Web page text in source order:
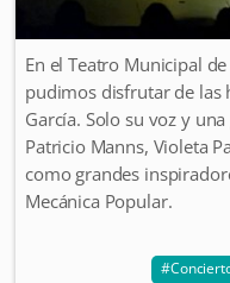
En el Teatro Municipal
pudimos disfrutar de las
García. Solo su voz y
Patricio Manns, Violeta
como grandes
Mecánica Popular.